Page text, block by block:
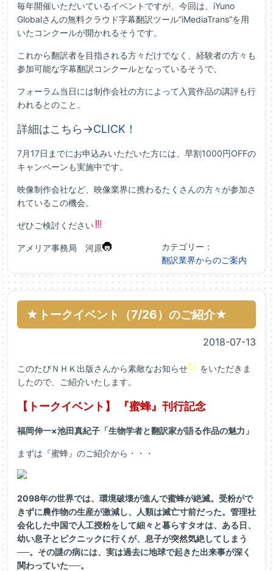
毎年開催いただいているイベントですが、今回は、iYuno
Globalさんの無料クラウド字幕翻訳ツール”iMediaTrans”を用
いたコンクールが開かれるそうです。
これから翻訳者を目指される方々だけでなく、経験者の方々も
参加可能な字幕翻訳コンクールとなっているそうで、
フォーラム当日には制作会社の方によって入賞作品の講評も行
われるとのこと。
詳細はこちら→CLICK！
7月17日までにお申込みいただいた方には、早割1000円OFFの
キャンペーンも実施中です。
映像制作会社など、映像業界に携わるたくさんの方々が参加さ
れているこの機会。
ぜひご検討ください
アメリア事務局 河原
カテゴリー：
翻訳業界からのご案内
★トークイベント（7/26）のご紹介★
2018-07-13
このたびＮＨＫ出版さんから素敵なお知らせ
をいただきま
したので、ご紹介いたします。
【トークイベント】 『蜜蜂』刊行記念
福岡伸一×池田真紀子「生物学者と翻訳家が語る作品の魅力」
まずは『蜜蜂』のご紹介から・・・
2098年の世界では、環境破壊が進んで蜜蜂が絶滅。受粉がで
きずに農作物の生産が激減し、人類は滅亡寸前だった。管理社
会化した中国で人工授粉をして細々と暮らすタオは、ある日、
幼い息子とピクニックに行くが、息子が突然気絶してしまう
──。その謎の病には、実は過去に地球で起きた出来事が深く
関わっていた──。